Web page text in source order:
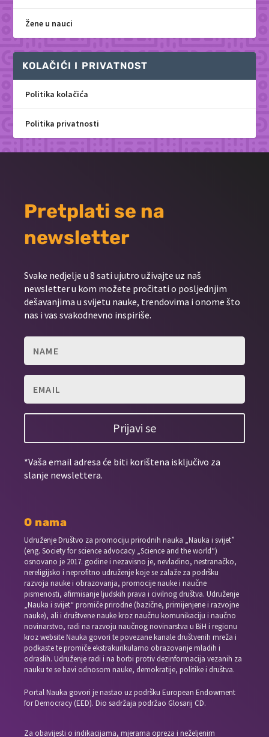
Žene u nauci
KOLAČIĆI I PRIVATNOST
Politika kolačića
Politika privatnosti
Pretplati se na
newsletter
Svake nedjelje u 8 sati ujutro uživajte uz naš
newsletter u kom možete pročitati o posljednjim
dešavanjima u svijetu nauke, trendovima i onome što
nas i vas svakodnevno inspiriše.
Prijavi se
*Vaša email adresa će biti korištena isključivo za
slanje newslettera.
O nama
Udruženje Društvo za promociju prirodnih nauka „Nauka i svijet”
(eng. Society for science advocacy „Science and the world“)
osnovano je 2017. godine i nezavisno je, nevladino, nestranačko,
nereligijsko i neprofitno udruženje koje se zalaže za podršku
razvoja nauke i obrazovanja, promocije nauke i naučne
pismenosti, afirmisanje ljudskih prava i civilnog društva. Udruženje
„Nauka i svijet“ promiče prirodne (bazične, primijenjene i razvojne
nauke), ali i društvene nauke kroz naučnu komunikaciju i naučno
novinarstvo, radi na razvoju naučnog novinarstva u BiH i regionu
kroz website Nauka govori te povezane kanale društvenih mreža i
podkaste te promiče ekstrakurikularno obrazovanje mladih i
odraslih. Udruženje radi i na borbi protiv dezinformacija vezanih za
nauku te se bavi odnosom nauke, demokratije, politike i društva.
Portal Nauka govori je nastao uz podršku European Endowment
for Democracy (EED). Dio sadržaja podržao Glosarij CD.
Za obavijesti o indikacijama, mjerama opreza i neželjenim